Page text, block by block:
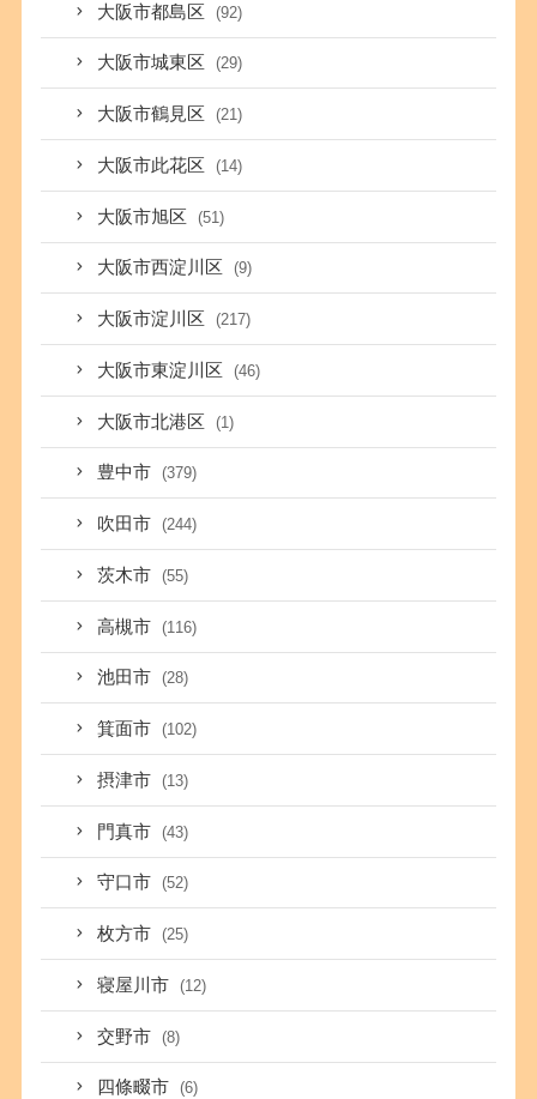
大阪市都島区 (92)
大阪市城東区 (29)
大阪市鶴見区 (21)
大阪市此花区 (14)
大阪市旭区 (51)
大阪市西淀川区 (9)
大阪市淀川区 (217)
大阪市東淀川区 (46)
大阪市北港区 (1)
豊中市 (379)
吹田市 (244)
茨木市 (55)
高槻市 (116)
池田市 (28)
箕面市 (102)
摂津市 (13)
門真市 (43)
守口市 (52)
枚方市 (25)
寝屋川市 (12)
交野市 (8)
四條畷市 (6)